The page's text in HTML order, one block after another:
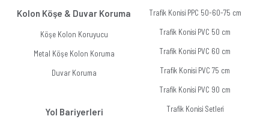
Kolon Köşe & Duvar Koruma
Köşe Kolon Koruyucu
Metal Köşe Kolon Koruma
Duvar Koruma
Yol Bariyerleri
Trafik Konisi PPC 50-60-75 cm
Trafik Konisi PVC 50 cm
Trafik Konisi PVC 60 cm
Trafik Konisi PVC 75 cm
Trafik Konisi PVC 90 cm
Trafik Konisi Setleri